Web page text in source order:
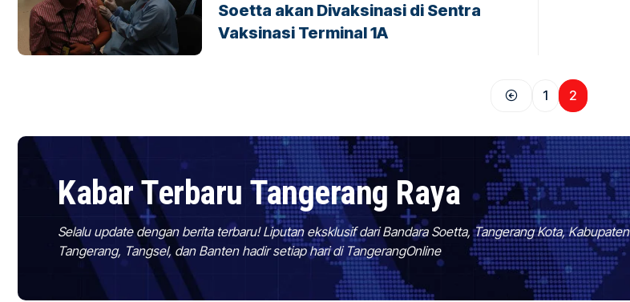
Soetta akan Divaksinasi di Sentra
Vaksinasi Terminal 1A
1 2
Kabar Terbaru Tangerang Raya
Selalu update dengan berita terbaru! Liputan eksklusif dari Bandara Soetta, Tangerang Kota, Kabupaten
Tangerang, Tangsel, dan Banten hadir setiap hari di TangerangOnline